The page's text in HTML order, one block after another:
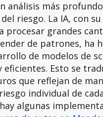
análisis más
riesgo. La IA, con su
procesar grandes
de patrones, ha
de modelos de
eficientes. Esto se
que reflejan de
individual de
algunas